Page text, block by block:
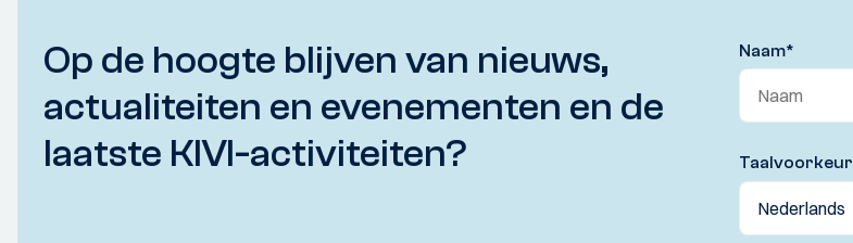
Op de hoogte blijven van nieuws,
actualiteiten en evenementen en de
laatste KIVI-activiteiten?
Naam*
Taalvoorkeur